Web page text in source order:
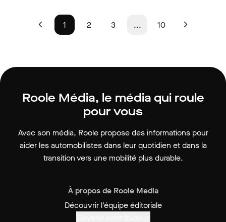
1 2 3 ... 10
Roole Média, le média qui roule
pour vous
Avec son média, Roole propose des informations pour
aider les automobilistes dans leur quotidien et dans la
transition vers une mobilité plus durable.
À propos de Roole Media
Découvrir l'équipe éditoriale